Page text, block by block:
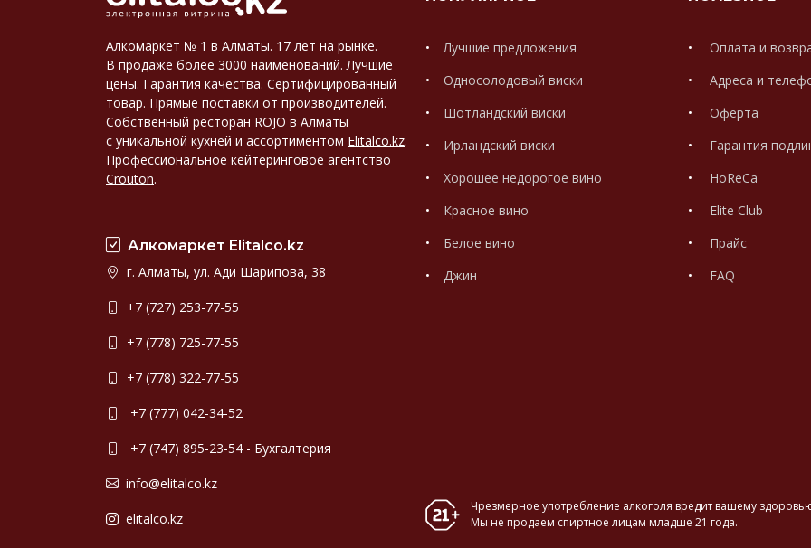
Алкомаркет № 1 в Алматы. 17 лет на рынке.
В продаже более 3000 наименований. Лучшие
цены. Гарантия качества. Сертифицированный
товар. Прямые поставки от производителей.
Собственный ресторан ROJO в Алматы
с уникальной кухней и ассортиментом Elitalco.kz.
Профессиональное кейтеринговое агентство
Crouton.
Алкомаркет Elitalco.kz
г. Алматы, ул. Ади Шарипова, 38
+7 (727) 253-77-55
+7 (778) 725-77-55
+7 (778) 322-77-55
+7 (777) 042-34-52
+7 (747) 895-23-54 - Бухгалтерия
info@elitalco.kz
elitalco.kz
Лучшие предложения
Односолодовый виски
Шотландский виски
Ирландский виски
Хорошее недорогое вино
Красное вино
Белое вино
Джин
Оплата и
Адреса и
Оферта
Гарантия
HoReCa
Elite Club
Прайс
FAQ
Чрезмерное употребление алкоголя вредит вашему
Мы не продаем спиртное лицам младше 21 года.